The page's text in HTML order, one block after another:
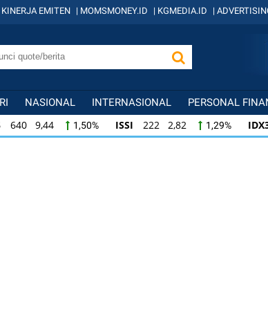
KINERJA EMITEN | MOMSMONEY.ID | KGMEDIA.ID |
NASIONAL INTERNASIONAL PERSONAL
640 9,44 1,50% ISSI 222 2,82 1,29%
222 2,82 1,29% IDX30 359 5,14 1,45%